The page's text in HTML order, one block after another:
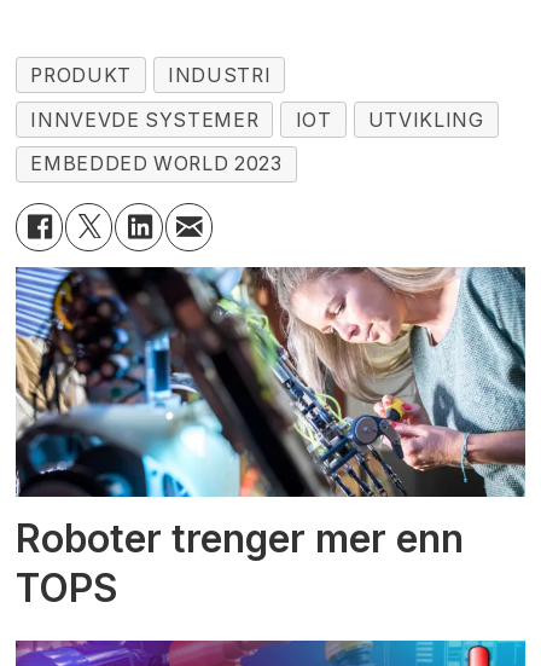
PRODUKT
INDUSTRI
INNVEVDE SYSTEMER
IOT
UTVIKLING
EMBEDDED WORLD 2023
Roboter trenger mer enn
TOPS